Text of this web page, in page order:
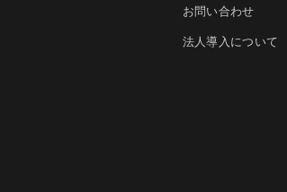
お問い合わせ
法人導入について